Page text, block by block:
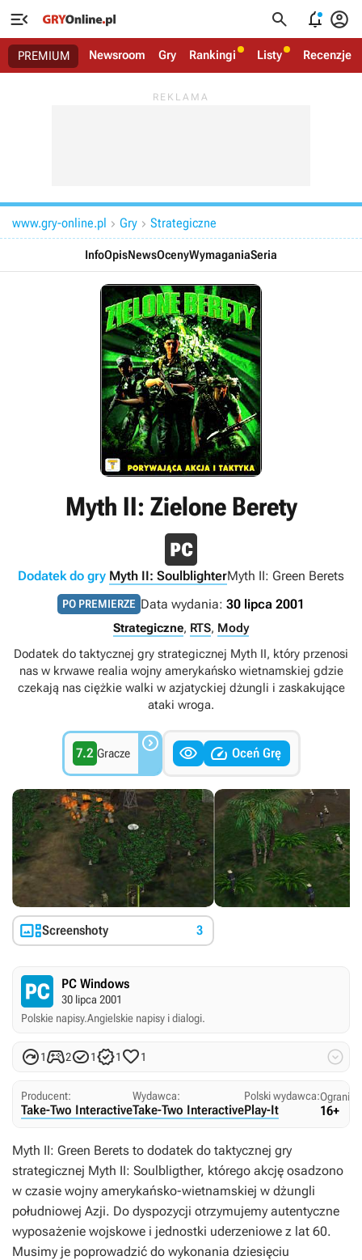
   
PREMIUM Newsroom Gry Rankingi Listy Recenzje
www.gry-online.pl  Gry  Strategiczne
InfoOpisNewsOcenyWymaganiaSeria
Myth II: Zielone Berety
Dodatek do gry Myth II: SoulblighterMyth II: Green Berets
PO PREMIERZE Data wydania: 30 lipca 2001
Strategiczne, RTS, Mody
Dodatek do taktycznej gry strategicznej Myth II, który przenosi
nas w krwawe realia wojny amerykańsko wietnamskiej gdzie
czekają nas ciężkie walki w azjatyckiej dżungli i zaskakujące
ataki wroga.
7.2 Gracze    Oceń Grę
Screenshoty 3
PC Windows
30 lipca 2001
Polskie napisy.Angielskie napisy i dialogi.
1211 1 
Producent:
Take-Two Interactive
Wydawca:
Take-Two Interactive
Polski wydawca:
Play-It 16+
Myth II: Green Berets to dodatek do taktycznej gry
strategicznej Myth II: Soulbligther, którego akcję osadzono
w czasie wojny amerykańsko-wietnamskiej w dżungli
południowej Azji. Do dyspozycji otrzymujemy autentyczne
wyposażenie wojskowe i jednostki uderzeniowe z lat 60.
Musimy je poprowadzić do wykonania dziesięciu